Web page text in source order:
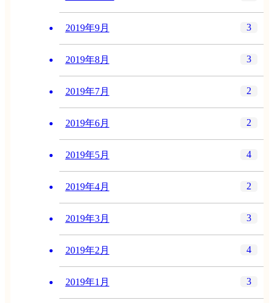
2019年9月 3
2019年8月 3
2019年7月 2
2019年6月 2
2019年5月 4
2019年4月 2
2019年3月 3
2019年2月 4
2019年1月 3